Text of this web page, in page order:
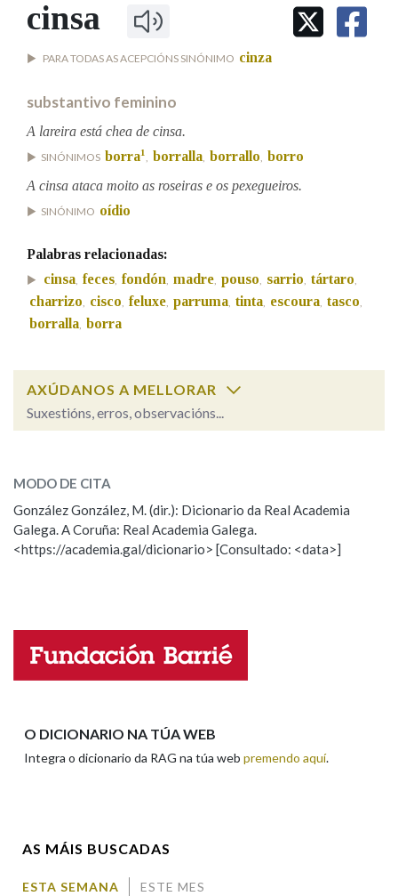
IDENTIDADE CORPORATIVA
MARCIAL DEL ADALID
CASA-MUSEO EMILIA PARDO
FIGURAS HOMENAXEADAS
HISTORIA
PORTAL DAS PALABRAS
Facebook
TwitterYoutubeInstagram
Bluesky
BUSCAR NOS LEMAS
Comeza por
Remata por
Contén
BUSCAR NO CONTIDO
Nas definicións
Nos exemplos
OUTRAS OPCIÓNS DE BUSCA
Pertence a
cinsa
PARA TODAS AS ACEPCIÓNS SINÓNIMO cinza
substantivo feminino
A lareira está chea de cinsa.
SINÓNIMOS borra1, borralla, borrallo, borro
A cinsa ataca moito as roseiras e os pexegueiros.
SINÓNIMO oídio
Palabras relacionadas:
cinsa, feces, fondón, madre, pouso, sarrio, tártaro,
charrizo, cisco, feluxe, parruma, tinta, escoura, tasco,
borralla, borra
AXÚDANOS A MELLORAR
Suxestións, erros, observacións...
ESCOLLE UNHA OPCIÓN:
Observación Hai un erro na palabra
Propoño mellorar a definición
Nome
MODO DE CITA
González González, M. (dir.): Dicionario da Real Academia
Galega. A Coruña: Real Academia Galega.
<https://academia.gal/dicionario> [Consultado: <data>]
O DICIONARIO NA TÚA WEB
Integra o dicionario da RAG na túa web premendo aquí.
AS MÁIS BUSCADAS
ESTA SEMANA ESTE MES